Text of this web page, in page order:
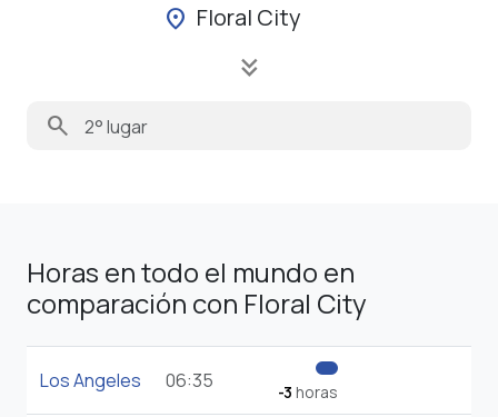
location_on Floral City
keyboard_double_arrow_down
search
Horas en todo el mundo en
comparación con Floral City
Los Angeles 06:35 -3 horas